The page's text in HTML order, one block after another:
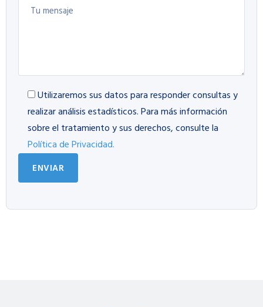
Utilizaremos sus datos para responder consultas y
realizar análisis estadísticos. Para más información
sobre el tratamiento y sus derechos, consulte la
Política de Privacidad.
ENVIAR